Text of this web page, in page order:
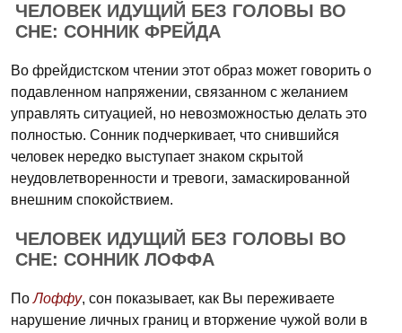
ЧЕЛОВЕК ИДУЩИЙ БЕЗ ГОЛОВЫ ВО
СНЕ: СОННИК ФРЕЙДА
Во фрейдистском чтении этот образ может говорить о
подавленном напряжении, связанном с желанием
управлять ситуацией, но невозможностью делать это
полностью. Сонник подчеркивает, что снившийся
человек нередко выступает знаком скрытой
неудовлетворенности и тревоги, замаскированной
внешним спокойствием.
ЧЕЛОВЕК ИДУЩИЙ БЕЗ ГОЛОВЫ ВО
СНЕ: СОННИК ЛОФФА
ПоЛоффу, сон показывает, как Вы переживаете
нарушение личных границ и вторжение чужой воли в